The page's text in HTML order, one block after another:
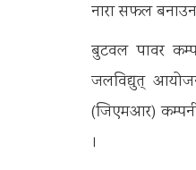
नारा सफल
बुटवल पावर
जलविद्युत्
(जिएमआर)
।